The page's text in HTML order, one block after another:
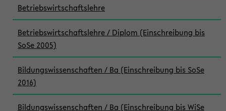
Betriebswirtschaftslehre
Betriebswirtschaftslehre / Diplom (Einschreibung bis
SoSe 2005)
Bildungswissenschaften / Ba (Einschreibung bis SoSe
2016)
Bildungswissenschaften / Ba (Einschreibung bis WiSe